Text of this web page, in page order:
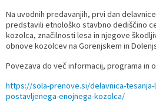
Na uvodnih predavanjih, prvi dan
predstavili etnološko stavbno dediščino
kozolca, značilnosti lesa in njegove
obnove kozolcev na Gorenjskem in
Povezava do več informacij, programa in
https://sola-prenove.si/delavnica-tesanja-
postavljenega-enojnega-kozolca/